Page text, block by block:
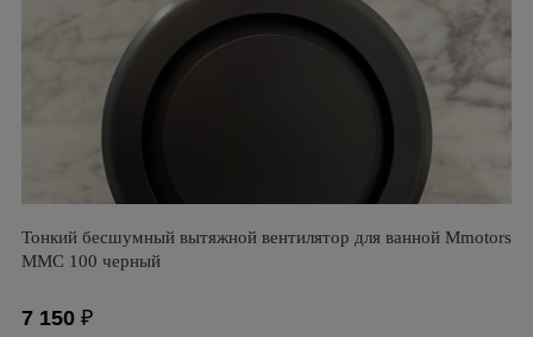
Тонкий бесшумный вытяжной вентилятор для ванной Mmotors
ММC 100 черный
7 150 ₽